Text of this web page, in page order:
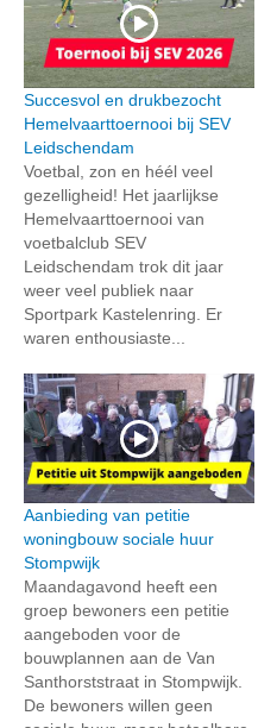
Succesvol en drukbezocht
Hemelvaarttoernooi bij SEV
Leidschendam
Voetbal, zon en héél veel
gezelligheid! Het jaarlijkse
Hemelvaarttoernooi van
voetbalclub SEV
Leidschendam trok dit jaar
weer veel publiek naar
Sportpark Kastelenring. Er
waren enthousiaste...
Aanbieding van petitie
woningbouw sociale huur
Stompwijk
Maandagavond heeft een
groep bewoners een petitie
aangeboden voor de
bouwplannen aan de Van
Santhorststraat in Stompwijk.
De bewoners willen geen